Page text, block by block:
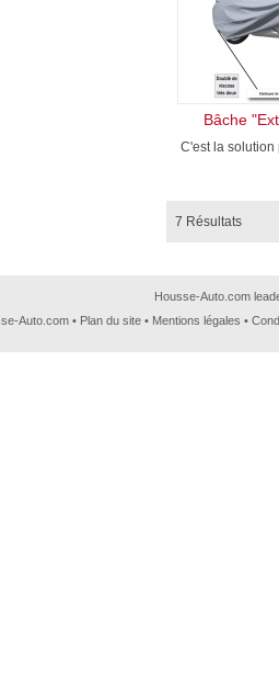
Bâche
C'est la solution
7 Résultats
Housse-Auto.com
Auto.com • Plan du site • Mentions légales •